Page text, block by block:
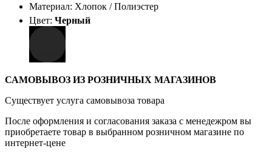
Материал: Хлопок / Полиэстер
Цвет: Черный
САМОВЫВОЗ ИЗ РОЗНИЧНЫХ МАГАЗИНОВ
Существует услуга самовывоза товара
После оформления и согласования заказа с менедежром вы
приобретаете товар в выбранном розничном магазине по
интернет-цене